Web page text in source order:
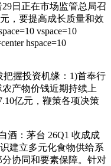
日正在市场监管总局召
，要提高成长质量和效
vspace=10
hspace=10
握投资机缘：1)首奉行
产物价钱近期持续上
亿元，鞭策各项决策
酒：茅台 26Q1 收成成
建立多元化食物供给系
协同和要素保障。针对